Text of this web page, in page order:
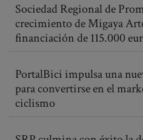
Sociedad Regional de
crecimiento de Migaya
financiación de 115.000
PortalBici impulsa una
para convertirse en el
ciclismo